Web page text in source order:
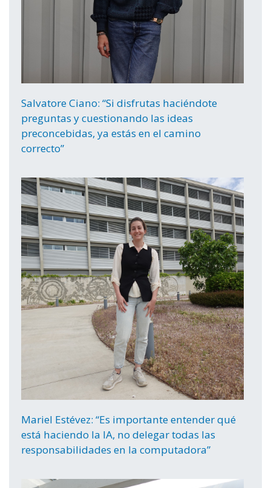
Salvatore Ciano: “Si disfrutas haciéndote
preguntas y cuestionando las ideas
preconcebidas, ya estás en el camino
correcto”
Mariel Estévez: “Es importante entender qué
está haciendo la IA, no delegar todas las
responsabilidades en la computadora”